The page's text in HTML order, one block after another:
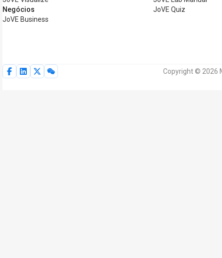
Negócios
JoVE Business
JoVE Quiz
Copyright © 2026